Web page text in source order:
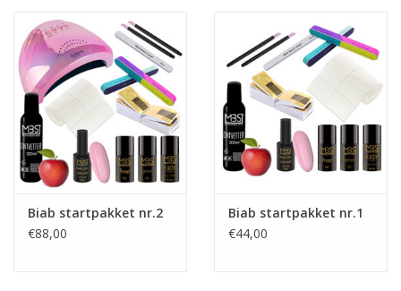
Biab startpakket nr.2
€88,00
Biab startpakket nr.1
€44,00